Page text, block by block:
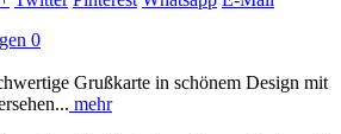
0
Grußkarte in schönem Design mit
mehr